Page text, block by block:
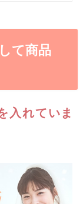
て商品
入れていま